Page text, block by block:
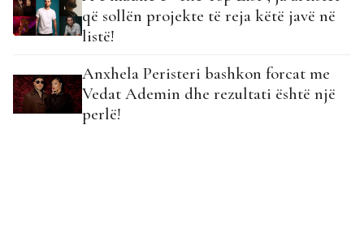
që sollën projekte të reja këtë javë në
listë!
Anxhela Peristeri bashkon forcat me
Vedat Ademin dhe rezultati është një
perlë!